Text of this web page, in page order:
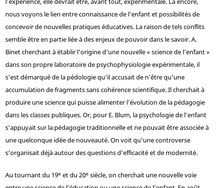
nous voyons le lien entre connaissance de l’enfant et possibilités de
concevoir de nouvelles pratiques éducatives. La raison de tels conflits
semble être en partie liée à des enjeux de pouvoir dans le savoir. A.
Binet cherchant à établir l’origine d’une nouvelle « science de l’enfant »
dans son propre laboratoire de psychophysiologie expérimentale, il
s’est démarqué de la pédologie qu’il accusait de n’être qu’une
accumulation de fragments sans cohérence scientifique. Il cherchait à
produire une science qui puisse alimenter l’évolution de la pédagogie
dans les classes publiques. Or, pour E. Blum, la psychologie de l’enfant
s’appuyait sur la pédagogie traditionnelle et ne pouvait être associée à
une quelconque idée de nouveauté. On voit qu’une controverse
s’organisait déjà autour des questions d’efficacité et de modernité.
Au tournant du 19e et du 20e siècle, on cherchait une nouvelle voie